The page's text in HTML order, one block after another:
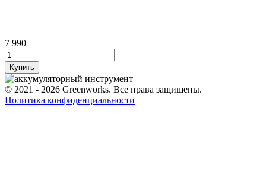
7 990
© 2021 - 2026 Greenworks. Все права защищены.
Политика конфиденциальности